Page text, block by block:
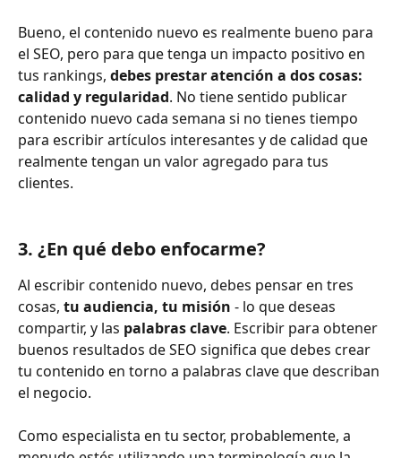
Bueno, el contenido nuevo es realmente bueno para
el SEO, pero para que tenga un impacto positivo en
tus rankings, debes prestar atención a dos cosas:
calidad y regularidad. No tiene sentido publicar
contenido nuevo cada semana si no tienes tiempo
para escribir artículos interesantes y de calidad que
realmente tengan un valor agregado para tus
clientes.
3. ¿En qué debo enfocarme?
Al escribir contenido nuevo, debes pensar en tres
cosas, tu audiencia, tu misión - lo que deseas
compartir, y las palabras clave. Escribir para obtener
buenos resultados de SEO significa que debes crear
tu contenido en torno a palabras clave que describan
el negocio.
Como especialista en tu sector, probablemente, a